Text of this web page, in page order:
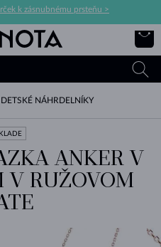
k zásnubnému prsteňu >
NÁHRDELNÍKY
ANKER V
V RUŽOVOM